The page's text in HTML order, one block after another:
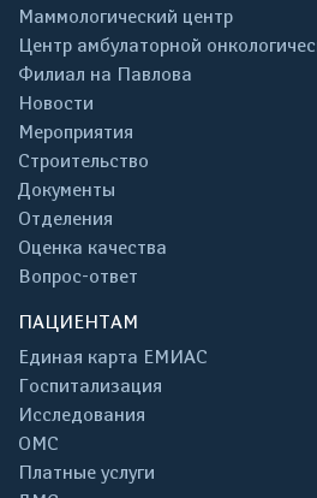
Маммологический центр
Центр амбулаторной
Филиал на Павлова
Новости
Мероприятия
Строительство
Документы
Отделения
Оценка качества
Вопрос-ответ
ПАЦИЕНТАМ
Единая карта ЕМИАС
Госпитализация
Исследования
ОМС
Платные услуги